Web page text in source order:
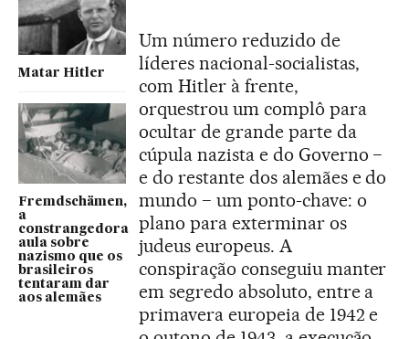
Matar Hitler
Fremdschämen,
a
constrangedora
aula sobre
nazismo que os
brasileiros
tentaram dar
aos alemães
Um número reduzido de
líderes nacional-socialistas,
com Hitler à frente,
orquestrou um complô para
ocultar de grande parte da
cúpula nazista e do Governo −
e do restante dos alemães e do
mundo − um ponto-chave: o
plano para exterminar os
judeus europeus. A
conspiração conseguiu manter
em segredo absoluto, entre a
primavera europeia de 1942 e